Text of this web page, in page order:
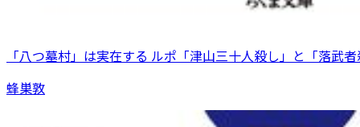
「八つ墓村」は実在する ルポ「津山三十人殺し」と「落武
蜂巣敦